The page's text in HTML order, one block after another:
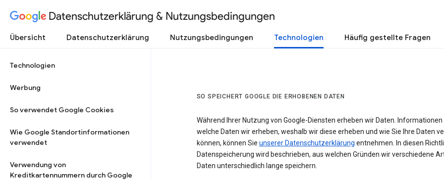
Datenschutzerklärung & Nutzungsbedingungen
Übersicht Datenschutzerklärung Nutzungsbedingungen Technologien Häufig gestellte Fragen
Technologien
Werbung
So verwendet Google Cookies
Wie Google Standortinformationen
verwendet
Verwendung von
Kreditkartennummern durch Google
SO SPEICHERT GOOGLE DIE ERHOBENEN DATEN
Während Ihrer Nutzung von Google-Diensten erheben wir Daten. Informationen
welche Daten wir erheben, weshalb wir diese erheben und wie Sie Ihre Daten
können, können Sie unserer Datenschutzerklärung entnehmen. In diesen
Datenspeicherung wird beschrieben, aus welchen Gründen wir verschiedene
Daten unterschiedlich lange speichern.